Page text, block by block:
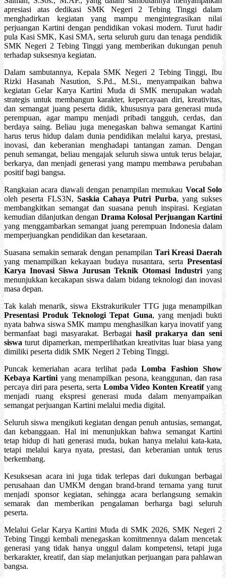
apresiasi atas dedikasi SMK Negeri 2 Tebing Tinggi dalam
menghadirkan kegiatan yang mampu mengintegrasikan nilai
perjuangan Kartini dengan pendidikan vokasi modern. Turut hadir
pula Kasi SMK, Kasi SMA, serta seluruh guru dan tenaga pendidik
SMK Negeri 2 Tebing Tinggi yang memberikan dukungan penuh
terhadap suksesnya kegiatan.
Dalam sambutannya, Kepala SMK Negeri 2 Tebing Tinggi, Ibu
Rizki Hasanah Nasution, S.Pd., M.Si., menyampaikan bahwa
kegiatan Gelar Karya Kartini Muda di SMK merupakan wadah
strategis untuk membangun karakter, kepercayaan diri, kreativitas,
dan semangat juang peserta didik, khususnya para generasi muda
perempuan, agar mampu menjadi pribadi tangguh, cerdas, dan
berdaya saing. Beliau juga menegaskan bahwa semangat Kartini
harus terus hidup dalam dunia pendidikan melalui karya, prestasi,
inovasi, dan keberanian menghadapi tantangan zaman. Dengan
penuh semangat, beliau mengajak seluruh siswa untuk terus belajar,
berkarya, dan menjadi generasi yang mampu membawa perubahan
positif bagi bangsa.
Rangkaian acara diawali dengan penampilan memukau Vocal Solo
oleh peserta FLS3N, Saskia Cahaya Putri Purba, yang sukses
membangkitkan semangat dan suasana penuh inspirasi. Kegiatan
kemudian dilanjutkan dengan Drama Kolosal Perjuangan Kartini
yang menggambarkan semangat juang perempuan Indonesia dalam
memperjuangkan pendidikan dan kesetaraan.
Suasana semakin semarak dengan penampilan Tari Kreasi Daerah
yang menampilkan kekayaan budaya nusantara, serta Presentasi
Karya Inovasi Siswa Jurusan Teknik Otomasi Industri yang
menunjukkan kecakapan siswa dalam bidang teknologi dan inovasi
masa depan.
Tak kalah menarik, siswa Ekstrakurikuler TTG juga menampilkan
Presentasi Produk Teknologi Tepat Guna, yang menjadi bukti
nyata bahwa siswa SMK mampu menghasilkan karya inovatif yang
bermanfaat bagi masyarakat. Berbagai hasil prakarya dan seni
siswa turut dipamerkan, memperlihatkan kreativitas luar biasa yang
dimiliki peserta didik SMK Negeri 2 Tebing Tinggi.
Puncak kemeriahan acara terlihat padaLomba Fashion Show
Kebaya Kartini yang menampilkan pesona, keanggunan, dan rasa
percaya diri para peserta, serta Lomba Video Konten Kreatifyang
menjadi ruang ekspresi generasi muda dalam menyampaikan
semangat perjuangan Kartini melalui media digital.
Seluruh siswa mengikuti kegiatan dengan penuh antusias, semangat,
dan kebanggaan. Hal ini menunjukkan bahwa semangat Kartini
tetap hidup di hati generasi muda, bukan hanya melalui kata-kata,
tetapi melalui karya nyata, prestasi, dan keberanian untuk terus
berkembang.
Kesuksesan acara ini juga tidak terlepas dari dukungan berbagai
perusahaan dan UMKM dengan brand-brand ternama yang turut
menjadi sponsor kegiatan, sehingga acara berlangsung semakin
semarak dan memberikan pengalaman berharga bagi seluruh
peserta.
Melalui Gelar Karya Kartini Muda di SMK 2026, SMK Negeri 2
Tebing Tinggi kembali menegaskan komitmennya dalam mencetak
generasi yang tidak hanya unggul dalam kompetensi, tetapi juga
berkarakter, kreatif, dan siap melanjutkan perjuangan para pahlawan
bangsa.